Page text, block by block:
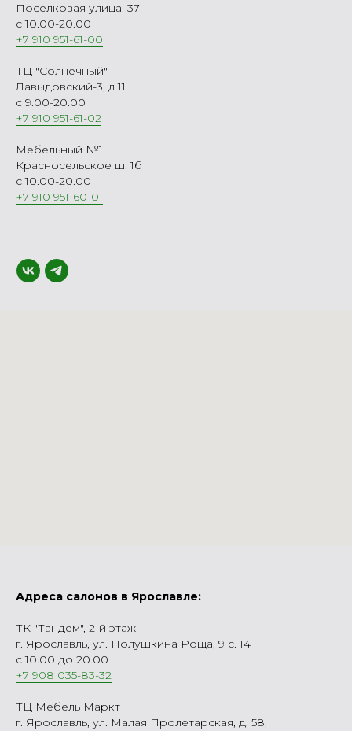
Поселковая улица, 37
с 10.00-20.00
+7 910 951-61-00
ТЦ "Солнечный"
Давыдовский-3, д.11
с 9.00-20.00
+7 910 951-61-02
Мебельный №1
Красносельское ш. 1б
с 10.00-20.00
+7 910 951-60-01
Адреса салонов в Ярославле:
ТК "Тандем", 2-й этаж
г. Ярославль, ул. Полушкина Роща, 9 с. 14
с 10.00 до 20.00
+7 908 035-83-32
ТЦ Мебель Маркт
г. Ярославль, ул. Малая Пролетарская, д. 58,